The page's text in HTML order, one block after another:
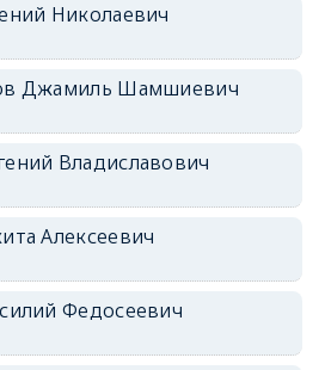
Николаевич
Джамиль Шамшиевич
Владиславович
Алексеевич
Федосеевич